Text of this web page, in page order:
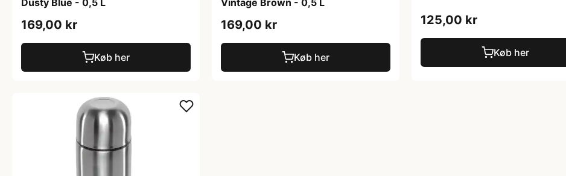
Dusty Blue - 0,5 L
169,00 kr
Køb her
Vintage Brown - 0,5 L
169,00 kr
Køb her
125,00 kr
Køb her